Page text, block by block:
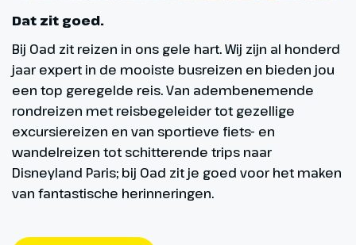
Dat zit goed.
Bij Oad zit reizen in ons gele hart. Wij zijn al honderd
jaar expert in de mooiste busreizen en bieden jou
een top geregelde reis. Van adembenemende
rondreizen met reisbegeleider tot gezellige
excursiereizen en van sportieve fiets- en
wandelreizen tot schitterende trips naar
Disneyland Paris; bij Oad zit je goed voor het maken
van fantastische herinneringen.